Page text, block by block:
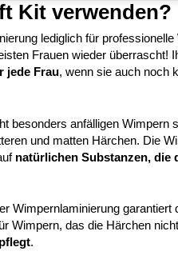
Kit verwenden?
lediglich für
Frauen wieder überrascht!
jede Frau, wenn sie auch noch
besonders anfälligen Wimpern
und matten Härchen. Die
natürlichen Substanzen, die
Wimpernlaminierung garantiert
Wimpern, das die Härchen
.